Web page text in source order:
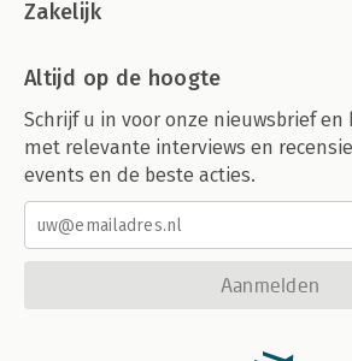
Zakelijk
Altijd op de hoogte
Schrijf u in voor onze nieuwsbrief
met relevante interviews en
events en de beste acties.
Aanmelden